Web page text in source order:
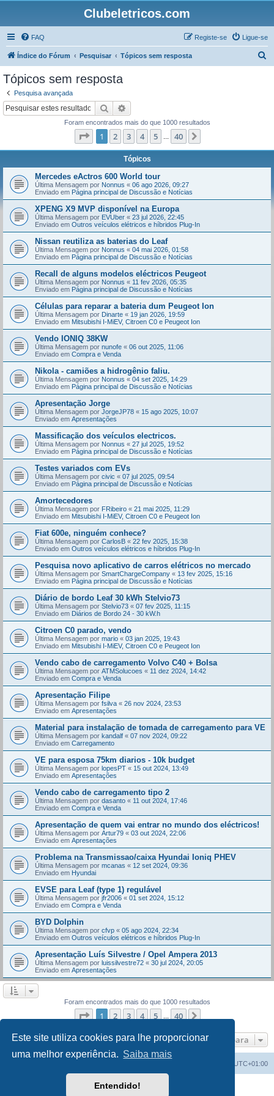
Este site utiliza cookies para lhe proporcionar
uma melhor experiência. Saiba mais
Entendido!
Clubeletricos.com
FAQ Ligue-se
Registe-se
Índice do Fórum Pesquisar Tópicos sem resposta
Tópicos sem resposta
Pesquisa avançada
Pesquisar
Foram encontrados mais do que 1000 resultados
Página de 40
1 2 3 4 5 40
Tópicos
Mercedes eActros 600 World tour
Última Mensagem por Nonnus « 06 ago 2026, 09:27
Enviado em Página principal de Discussão e Notícias
XPENG X9 MVP disponível na Europa
Última Mensagem por EVUber « 23 jul 2026, 22:45
Enviado em Outros veículos elétricos e híbridos Plug-In
Nissan reutiliza as baterias do Leaf
Última Mensagem por Nonnus « 04 mai 2026, 01:58
Enviado em Página principal de Discussão e Notícias
Recall de alguns modelos eléctricos Peugeot
Última Mensagem por Nonnus « 11 fev 2026, 05:35
Enviado em Página principal de Discussão e Notícias
Células para reparar a bateria dum Peugeot Ion
Última Mensagem por Dinarte « 19 jan 2026, 19:59
Enviado em Mitsubishi I-MiEV, Citroen C0 e Peugeot Ion
Vendo IONIQ 38KW
Última Mensagem por nunofe « 06 out 2025, 11:06
Enviado em Compra e Venda
Nikola - camiões a hidrogênio faliu.
Última Mensagem por Nonnus « 04 set 2025, 14:29
Enviado em Página principal de Discussão e Notícias
Apresentação Jorge
Última Mensagem por JorgeJP78 « 15 ago 2025, 10:07
Enviado em Apresentações
Massificação dos veículos electricos.
Última Mensagem por Nonnus « 27 jul 2025, 19:52
Enviado em Página principal de Discussão e Notícias
Testes variados com EVs
Última Mensagem por civic « 07 jul 2025, 09:54
Enviado em Página principal de Discussão e Notícias
Amortecedores
Última Mensagem por FRibeiro « 21 mai 2025, 11:29
Enviado em Mitsubishi I-MiEV, Citroen C0 e Peugeot Ion
Fiat 600e, ninguém conhece?
Última Mensagem por CarlosB « 22 fev 2025, 15:38
Enviado em Outros veículos elétricos e híbridos Plug-In
Pesquisa novo aplicativo de carros elétricos no mercado
Última Mensagem por SmartChargeCompany « 13 fev 2025, 15:16
Enviado em Página principal de Discussão e Notícias
Diário de bordo Leaf 30 kWh Stelvio73
Última Mensagem por Stelvio73 « 07 fev 2025, 11:15
Enviado em Diários de Bordo 24 - 30 kW.h
Citroen C0 parado, vendo
Última Mensagem por mario « 03 jan 2025, 19:43
Enviado em Mitsubishi I-MiEV, Citroen C0 e Peugeot Ion
Vendo cabo de carregamento Volvo C40 + Bolsa
Última Mensagem por ATMSolucoes « 11 dez 2024, 14:42
Enviado em Compra e Venda
Apresentação Filipe
Última Mensagem por fsilva « 26 nov 2024, 23:53
Enviado em Apresentações
Material para instalação de tomada de carregamento para VE
Última Mensagem por kandalf « 07 nov 2024, 09:22
Enviado em Carregamento
VE para esposa 75km diarios - 10k budget
Última Mensagem por lopesPT « 15 out 2024, 13:49
Enviado em Apresentações
Vendo cabo de carregamento tipo 2
Última Mensagem por dasanto « 11 out 2024, 17:46
Enviado em Compra e Venda
Apresentação de quem vai entrar no mundo dos eléctricos!
Última Mensagem por Artur79 « 03 out 2024, 22:06
Enviado em Apresentações
Problema na Transmissao/caixa Hyundai Ioniq PHEV
Última Mensagem por mcanas « 12 set 2024, 09:36
Enviado em Hyundai
EVSE para Leaf (type 1) regulável
Última Mensagem por jfr2006 « 01 set 2024, 15:12
Enviado em Compra e Venda
BYD Dolphin
Última Mensagem por cfvp « 05 ago 2024, 22:34
Enviado em Outros veículos elétricos e híbridos Plug-In
Apresentação Luís Silvestre / Opel Ampera 2013
Última Mensagem por luissilvestre72 « 30 jul 2024, 20:05
Enviado em Apresentações
Foram encontrados mais do que 1000 resultados
Página de 40
1 2 3 4 5 40
Ir para
UTC+01:00
Desenvolvido porphpBB® Forum Software © phpBB Limited